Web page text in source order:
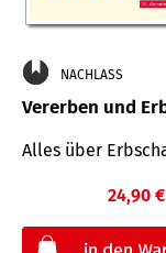
NACHLASS
Vererben und
Alles über
24,90 €